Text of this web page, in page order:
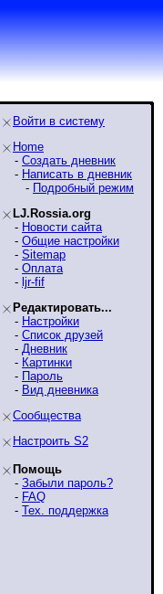
Войти в систему
Home
- Создать дневник
- Написать в дневник
- Подробный режим
LJ.Rossia.org
- Новости сайта
- Общие настройки
- Sitemap
- Оплата
- ljr-fif
Редактировать...
- Настройки
- Список друзей
- Дневник
- Картинки
- Пароль
- Вид дневника
Сообщества
Настроить S2
Помощь
- Забыли пароль?
- FAQ
- Тех. поддержка